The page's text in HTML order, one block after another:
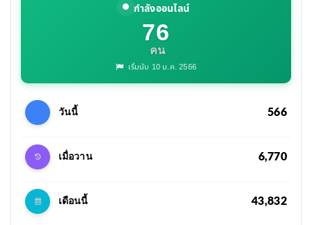
กำลังออนไลน์
76
คน
เริ่มนับ 10 ม.ค. 2566
วันนี้ 566
เมื่อวาน 6,770
เดือนนี้ 43,832